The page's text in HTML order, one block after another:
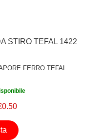
STIRO TEFAL 1422
FERRO TEFAL